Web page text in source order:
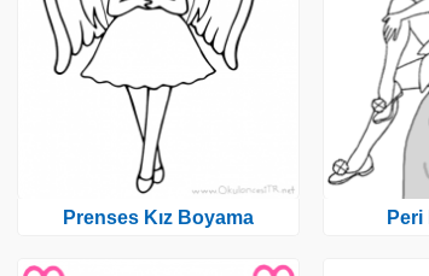
Prenses Kız Boyama Peri